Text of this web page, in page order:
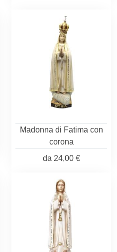
Madonna di Fatima con
corona
da 24,00 €